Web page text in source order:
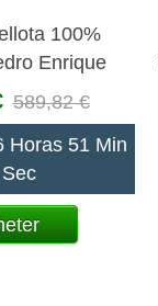
100%
Enrique
Jabugo
589,82 €
Horas 51 Min